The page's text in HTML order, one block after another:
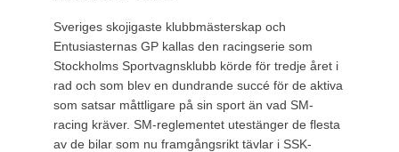
Sveriges skojigaste klubbmästerskap och
Entusiasternas GP kallas den racingserie som
Stockholms Sportvagnsklubb körde för tredje året i
rad och som blev en dundrande succé för de aktiva
som satsar måttligare på sin sport än vad SM-
racing kräver. SM-reglementet utestänger de flesta
av de bilar som nu framgångsrikt tävlar i SSK-